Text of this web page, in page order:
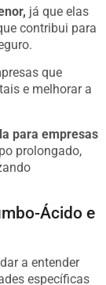
já que elas
contribui para
que
e melhorar a
para empresas
prolongado,
Ácido e
a entender
específicas